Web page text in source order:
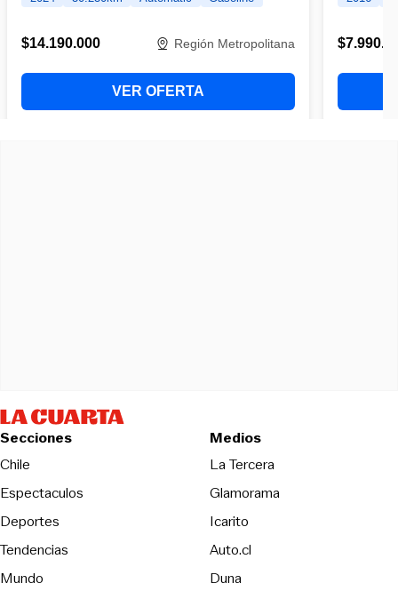
Secciones
Chile
Espectaculos
Deportes
Tendencias
Mundo
Medios
La TerceraOpens in new
Glamorama
Icarito
Auto.cl
DunaOpens in new window